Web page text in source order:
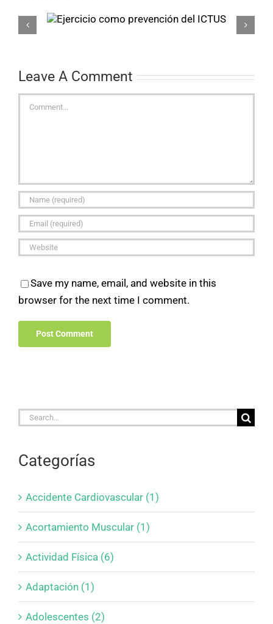
Ciclo menstrual
Ejercicio (Parte
Leave A Comment
Save my name, email, and website in this
browser for the next time I comment.
Search
Categorías
Accidente Cardiovascular (1)
Acortamiento Muscular (1)
Actividad Física (6)
Adaptación (1)
Adolescentes (2)